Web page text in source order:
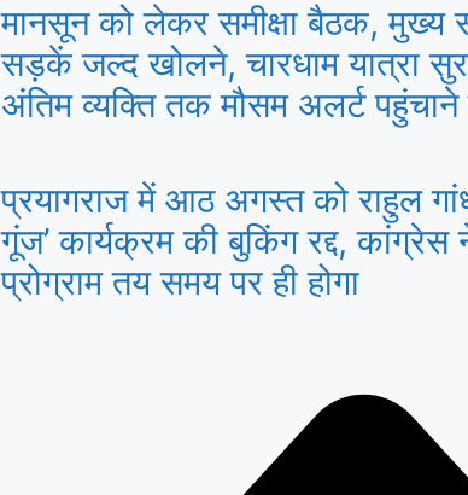
मानसून को लेकर समीक्षा बैठक, मुख्य
सड़कें जल्द खोलने, चारधाम यात्रा
अंतिम व्यक्ति तक मौसम अलर्ट पहुंचाने
प्रयागराज में आठ अगस्त को राहुल
गूंज’ कार्यक्रम की बुकिंग रद्द,
प्रोग्राम तय समय पर ही होगा